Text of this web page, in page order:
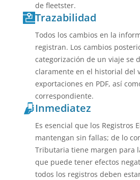
de fleetster.
Trazabilidad
Todos los cambios en la
registran. Los cambios
categorización de un viaje se
claramente en el historial del
exportaciones en PDF, así
correspondiente.
Inmediatez
Es esencial que los Registros
mantengan sin fallas; de lo
Tributaria tiene margen para
que puede tener efectos
todos los registros deben